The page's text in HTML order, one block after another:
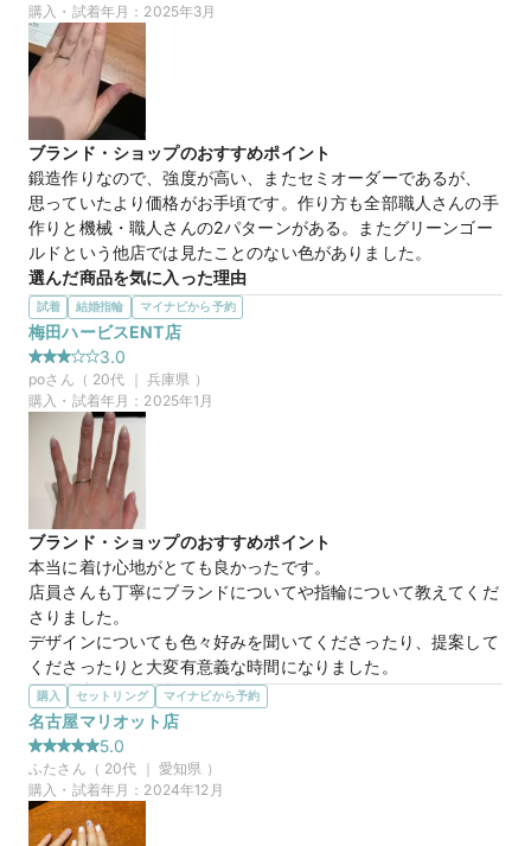
マイナビ限定
この店舗のおすすめ特典情報
【予約&来店で最大15,000円】トレセンテとマイナビウエディング
から最大15,000円分の来店特典
購入・試着年月： 2025年3月
ブランド・ショップのおすすめポイント
鍛造作りなので、強度が高い、またセミオーダーであるが、
思っていたより価格がお手頃です。作り方も全部職人さんの手
作りと機械・職人さんの2パターンがある。またグリーンゴー
ルドという他店では見たことのない色がありました。
選んだ商品を気に入った理由
グリーンゴールドという他店では見たことのない色があり、他
の人とは被らない特別感があったためこちらを選びました。ま
た写真のものとは違うが、アイスマットという他店では珍しい
加工が気に入ったためこちらにしました。
10万円
マイナビ限定
この店舗のおすすめ特典情報
【予約&来店で最大15,000円】トレセンテとマイナビウエディング
から最大15,000円分の来店特典
試着 結婚指輪 マイナビから予約
梅田ハービスENT店
3.0
poさん（ 20代 ｜兵庫県 ）
購入・試着年月： 2025年1月
ブランド・ショップのおすすめポイント
本当に着け心地がとても良かったです。
店員さんも丁寧にブランドについてや指輪について教えてくだ
さりました。
デザインについても色々好みを聞いてくださったり、提案して
くださったりと大変有意義な時間になりました。
選んだ商品を気に入った理由
色味もデザインも何も明確じゃない状態だったにも関わらず、
とても好みの指輪を提案してもらいました。
ピンクゴールドの色味も絶妙で可愛く、ダイアモンドがどの角
度から見ても綺麗に見えるデザインですごく気に入りました。
購入 セットリング マイナビから予約
名古屋マリオット店
5.0
ふたさん（ 20代 ｜愛知県 ）
購入・試着年月： 2024年12月